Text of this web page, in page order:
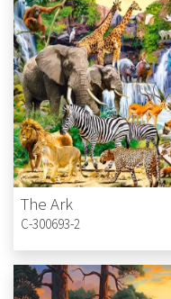
The Ark
C-300693-2